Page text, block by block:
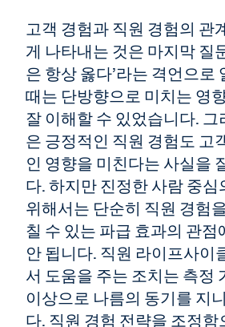
고객 경험과 직원 경험의 관
게 나타내는 것은 마지막 질
은 항상 옳다’라는 격언으로
때는 단방향으로 미치는 영
잘 이해할 수 있었습니다. 그
은 긍정적인 직원 경험도 고
인 영향을 미친다는 사실을
다. 하지만 진정한 사람 중심
위해서는 단순히 직원 경험
칠 수 있는 파급 효과의 관
안 됩니다. 직원 라이프사이
서 도움을 주는 조치는 측정
이상으로 나름의 동기를 지
다. 직원 경험 전략을 조정함